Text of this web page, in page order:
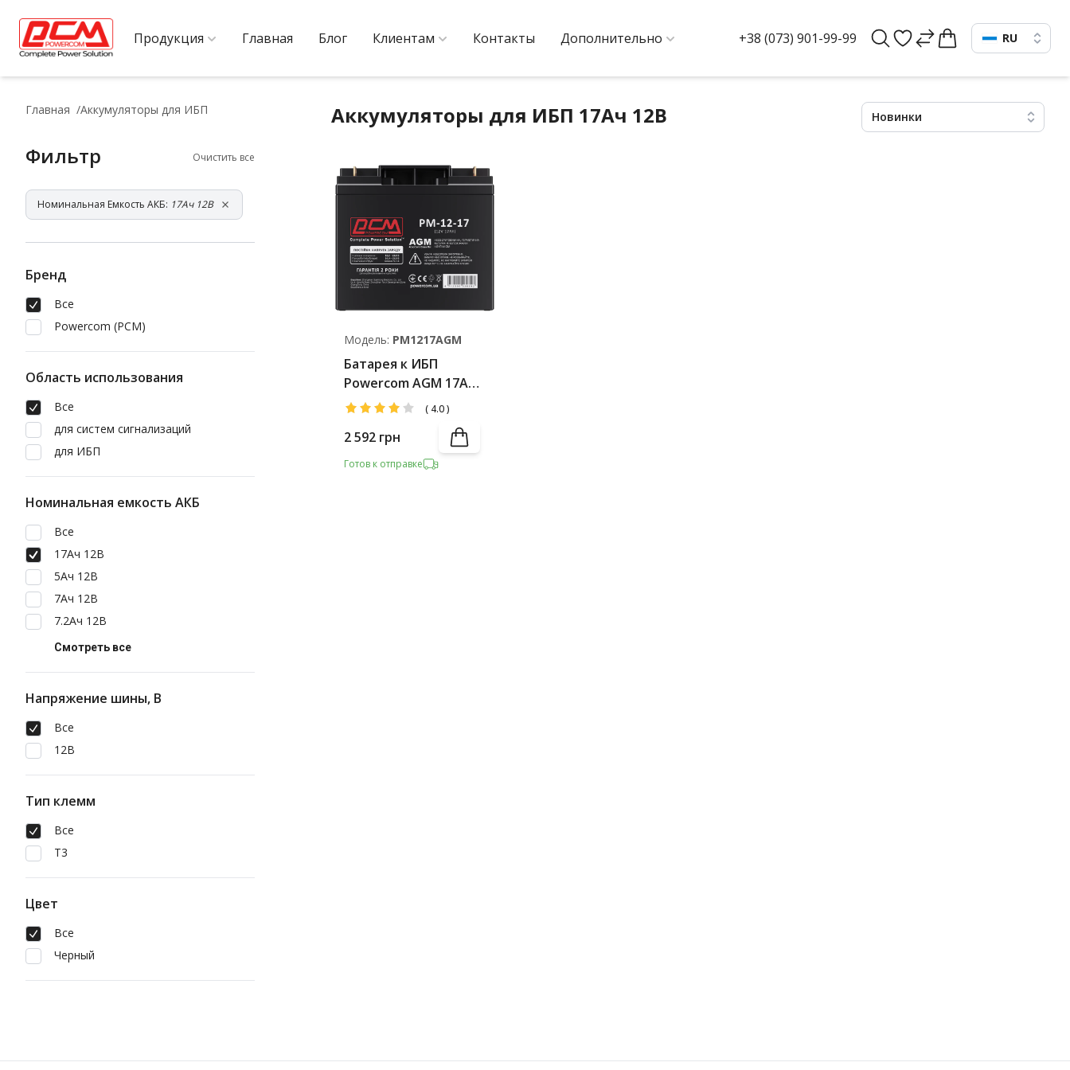
Продукция Главная Блог Клиентам Контакты Дополнительно +38 (073) 901-99-99 RU
Главная Аккумуляторы для ИБП
Фильтр Очистить все
Номинальная Емкость АКБ: 17Ач 12В
Бренд
Все
Powercom (PCM)
Область использования
Все
для систем сигнализаций
для ИБП
Номинальная емкость АКБ
Все
17Ач 12В
5Ач 12В
7Ач 12В
7.2Ач 12В
Смотреть все
Напряжение шины, В
Все
12В
Тип клемм
Все
T3
Цвет
Все
Черный
Аккумуляторы для ИБП 17Ач 12В Новинки
Модель: PM1217AGM
Батарея к ИБП
Powercom AGM 17Ah-
12V
( 4.0)
2 592 грн
Готов к отправке